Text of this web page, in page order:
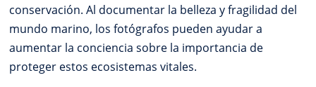
conservación. Al documentar la belleza y fragilidad del
mundo marino, los fotógrafos pueden ayudar a
aumentar la conciencia sobre la importancia de
proteger estos ecosistemas vitales.